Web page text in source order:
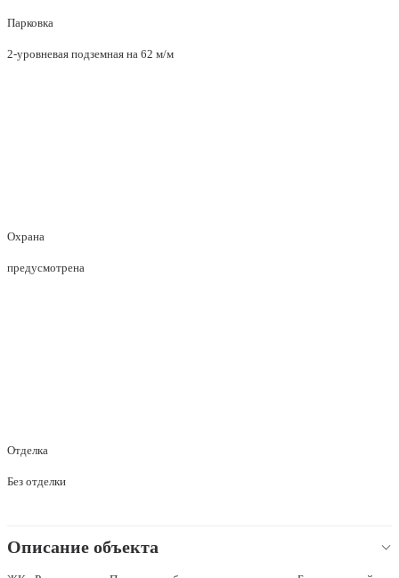
Парковка
2-уровневая подземная на 62 м/м
Охрана
предусмотрена
Отделка
Без отделки
Описание объекта